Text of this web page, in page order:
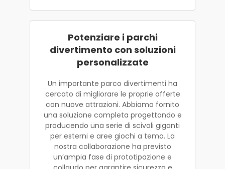
Potenziare i parchi
divertimento con soluzioni
personalizzate
Un importante parco divertimenti ha
cercato di migliorare le proprie offerte
con nuove attrazioni. Abbiamo fornito
una soluzione completa progettando e
producendo una serie di scivoli giganti
per esterni e aree giochi a tema. La
nostra collaborazione ha previsto
un’ampia fase di prototipazione e